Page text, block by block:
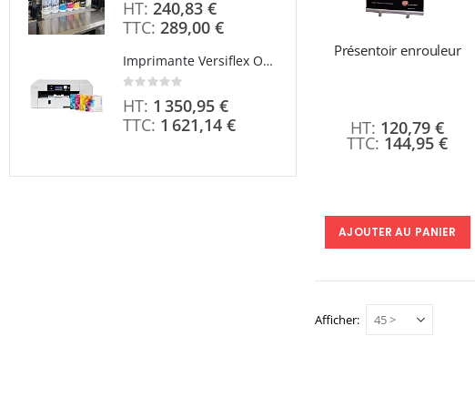
Présentoir enrouleur
144,95 €
120,79 €
AJOUTER AU PANIER
Afficher
289,00 €
240,83 €
Imprimante Versiflex Objet et Textile : Kit Versiflex SG1000
Rating:
0%
1 621,14 €
1 350,95 €
Rating:
0%
8 990,00 €
59,99 €
49,99 €